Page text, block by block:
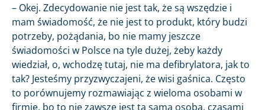
– Okej. Zdecydowanie nie jest tak, że są wszędzie i
mam świadomość, że nie jest to produkt, który budzi
potrzeby, pożądania, bo nie mamy jeszcze
świadomości w Polsce na tyle dużej, żeby każdy
wiedział, o, wchodzę tutaj, nie ma defibrylatora, jak to
tak? Jesteśmy przyzwyczajeni, że wisi gaśnica. Często
to porównujemy rozmawiając z wieloma osobami w
firmie, bo to nie zawsze jest ta sama osoba, czasami